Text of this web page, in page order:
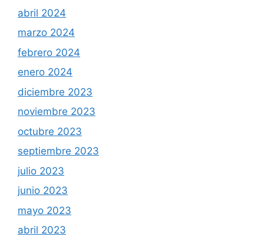
abril 2024
marzo 2024
febrero 2024
enero 2024
diciembre 2023
noviembre 2023
octubre 2023
septiembre 2023
julio 2023
junio 2023
mayo 2023
abril 2023